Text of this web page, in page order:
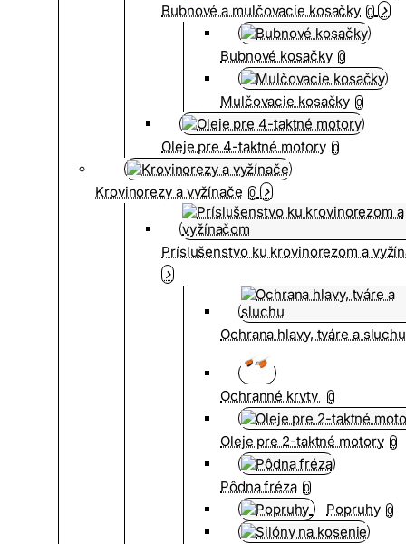
Bubnové a mulčovacie kosačky 0
Bubnové kosačky 0
Mulčovacie kosačky 0
Oleje pre 4-taktné motory 0
Krovinorezy a vyžínače 0
Príslušenstvo ku krovinorezom a
Ochrana hlavy, tváre a sluchu
Ochranné kryty 0
Oleje pre 2-taktné motory 0
Pôdna fréza 0
Popruhy 0